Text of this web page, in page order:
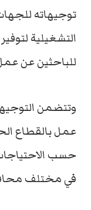
توجيهاته
للباحثين عن
عمل بالقطاع
حسب
في مختلف